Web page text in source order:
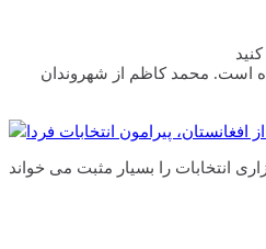
است. محمد کاظم از شهروندان
پیرامون انتخابات فردا